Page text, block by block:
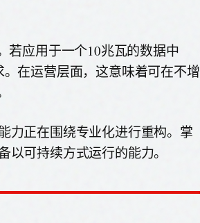
若应用于一个10兆瓦的数据中
在运营层面，这意味着可在不增
力正在围绕专业化进行重构。掌
可持续方式运行的能力。